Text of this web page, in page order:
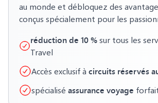
au monde et débloquez des
conçus spécialement pour les
réduction de 10 %sur tous les
Travel
Accès exclusif à circuits réservés
spécialisé assurance voyage